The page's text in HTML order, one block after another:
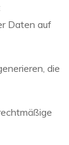
Daten auf
die